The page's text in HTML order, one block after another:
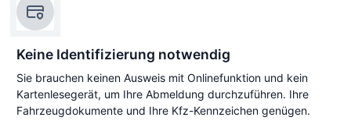
Keine Identifizierung notwendig
Sie brauchen keinen Ausweis mit Onlinefunktion und kein
Kartenlesegerät, um Ihre Abmeldung durchzuführen. Ihre
Fahrzeugdokumente und Ihre Kfz-Kennzeichen genügen.